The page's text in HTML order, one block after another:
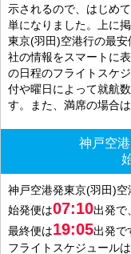
示されるので、はじめ
単になりました。上に
東京(羽田)空港行の最
社の情報をスマートに
の日程のフライトスケ
付や曜日によって就航
す。また、満席の場合
神戸空
神戸空港発東京(羽田)空
始発便は07:10出発で、
最終便は19:05出発で
フライトスケジュール